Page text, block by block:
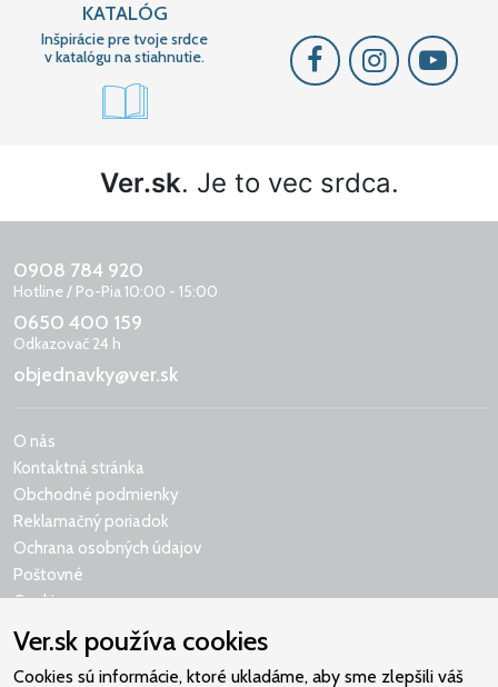
KATALÓG
Inšpirácie pre tvoje srdce
v katalógu na stiahnutie.
Ver.sk. Je to vec srdca.
0908 784 920
Hotline / Po-Pia 10:00 - 15:00
0650 400 159
Odkazovač 24 h
objednavky@ver.sk
O nás
Kontaktná stránka
Obchodné podmienky
Reklamačný poriadok
Ochrana osobných údajov
Poštovné
Cookies
Ver.sk používa cookies
Cookies sú informácie, ktoré ukladáme, aby sme zlepšili váš